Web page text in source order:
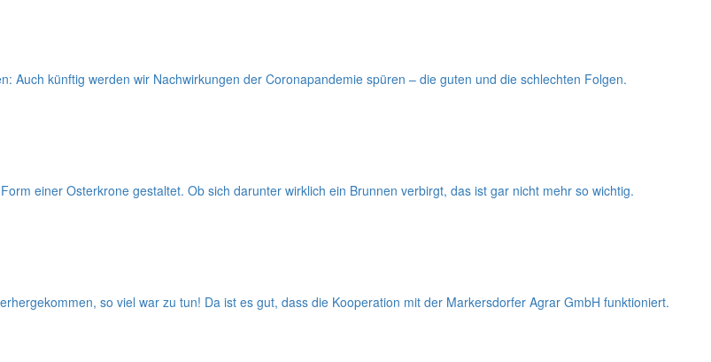
Auch künftig werden wir Nachwirkungen der Coronapandemie spüren – die guten und die schlechten Folgen.
einer Osterkrone gestaltet. Ob sich darunter wirklich ein Brunnen verbirgt, das ist gar nicht mehr so wichtig.
so viel war zu tun! Da ist es gut, dass die Kooperation mit der Markersdorfer Agrar GmbH funktioniert.